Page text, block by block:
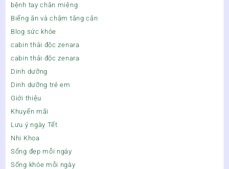
bệnh tay chân miệng
Biếng ăn và chậm tăng cân
Blog sức khỏe
cabin thải độc zenara
cabin thải độc zenara
Dinh dưỡng
Dinh dưỡng trẻ em
Giới thiệu
Khuyến mãi
Lưu ý ngày Tết
Nhi Khoa
Sống đẹp mỗi ngày
Sống khỏe mỗi ngày